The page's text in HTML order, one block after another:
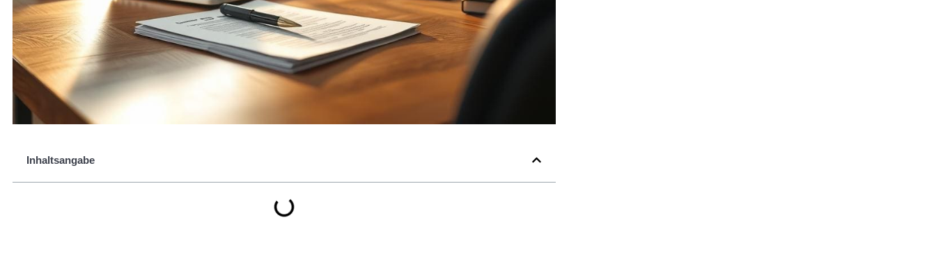
Inhaltsangabe